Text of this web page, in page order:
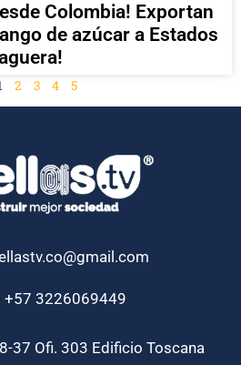
Colombia! Exportan
de azúcar a Estados
2 3 4 5
+57 3226069449
37 Ofi. 303 Edificio Toscana